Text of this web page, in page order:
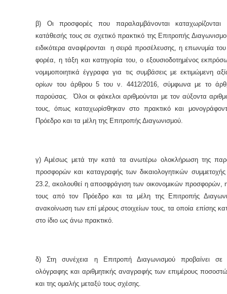
β) Οι προσφορές που παραλαμβάνονται καταχωρίζονται
κατάθεσής τους σε σχετικό πρακτικό της Επιτροπής
ειδικότερα αναφέρονται η σειρά προσέλευσης, η επωνυμία του
φορέα, η τάξη και κατηγορία του, ο εξουσιοδοτημένος
νομιμοποιητικά έγγραφα για τις συμβάσεις με εκτιμώμενη
ορίων του άρθρου 5 του ν. 4412/2016, σύμφωνα με το
παρούσας. Όλοι οι φάκελοι αριθμούνται με τον αύξοντα
τους, όπως καταχωρίσθηκαν στο πρακτικό και
Πρόεδρο και τα μέλη της Επιτροπής Διαγωνισμού.
γ) Αμέσως μετά την κατά τα ανωτέρω ολοκλήρωση της
προσφορών και καταγραφής των δικαιολογητικών
23.2, ακολουθεί η αποσφράγιση των οικονομικών προσφορών,
τους από τον Πρόεδρο και τα μέλη της Επιτροπής
ανακοίνωση των επί μέρους στοιχείων τους, τα οποία επίσης
στο ίδιο ως άνω πρακτικό.
δ) Στη συνέχεια η Επιτροπή Διαγωνισμού προβαίνει σε
ολόγραφης και αριθμητικής αναγραφής των επιμέρους
και της ομαλής μεταξύ τους σχέσης.